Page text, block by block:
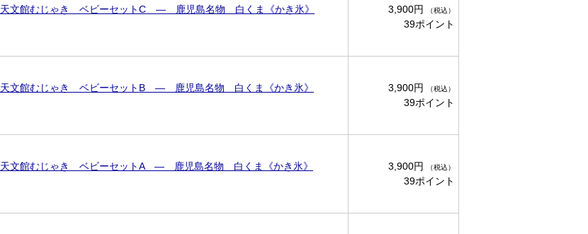
天文館むじゃき ベビーセットC ― 鹿児島名物 白くま《かき氷》 3,900円 （税込）
39ポイント
天文館むじゃき ベビーセットB ― 鹿児島名物 白くま《かき氷》 3,900円 （税込）
39ポイント
天文館むじゃき ベビーセットA ― 鹿児島名物 白くま《かき氷》 3,900円 （税込）
39ポイント